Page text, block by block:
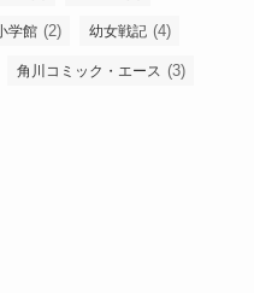
学館 (2) 幼女戦記 (4)
角川コミック・エース (3)